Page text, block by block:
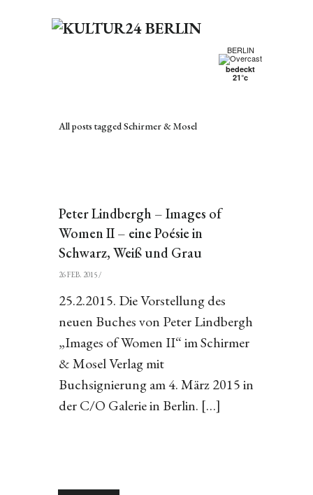
BERLIN
bedeckt
21°c
All posts tagged Schirmer & Mosel
Peter Lindbergh – Images of
Women II – eine Poésie in
Schwarz, Weiß und Grau
26 FEB. 2015/
25.2.2015. Die Vorstellung des
neuen Buches von Peter Lindbergh
„Images of Women II“ im Schirmer
& Mosel Verlag mit
Buchsignierung am 4. März 2015 in
der C/O Galerie in Berlin. […]